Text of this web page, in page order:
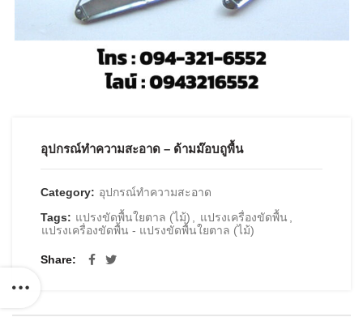
อุปกรณ์ทำความสะอาด – ด้ามม๊อบถูพื้น
Category: อุปกรณ์ทำความสะอาด
Tags: แปรงขัดพื้นใยตาล (ไม้) แปรงเครื่องขัดพื้น
แปรงเครื่องขัดพื้น - แปรงขัดพื้นใยตาล (ไม้)
Share